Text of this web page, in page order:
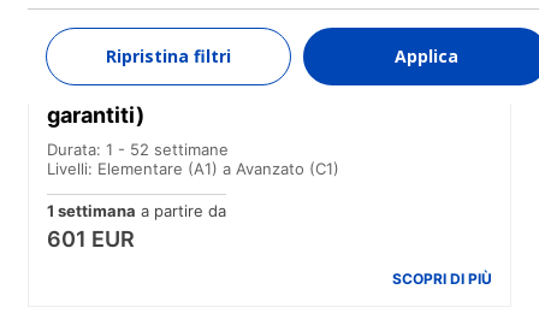
Ripristina filtri Applica
SCOPRI DI PIÙ
Corso standard (Corsi del mattino
garantiti)
Durata: 1 - 52 settimane
Livelli: Elementare (A1) a Avanzato (C1)
1 settimana a partire da
601 EUR
SCOPRI DI PIÙ